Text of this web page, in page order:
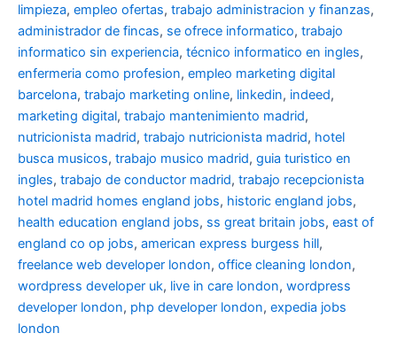
limpieza, empleo ofertas, trabajo administracion y finanzas,
administrador de fincas, se ofrece informatico, trabajo
informatico sin experiencia, técnico informatico en ingles,
enfermeria como profesion, empleo marketing digital
barcelona, trabajo marketing online, linkedin, indeed,
marketing digital, trabajo mantenimiento madrid,
nutricionista madrid, trabajo nutricionista madrid, hotel
busca musicos, trabajo musico madrid, guia turistico en
ingles, trabajo de conductor madrid, trabajo recepcionista
hotel madrid homes england jobs, historic england jobs,
health education england jobs, ss great britain jobs, east of
england co op jobs, american express burgess hill,
freelance web developer london, office cleaning london,
wordpress developer uk, live in care london, wordpress
developer london, php developer london, expedia jobs
london